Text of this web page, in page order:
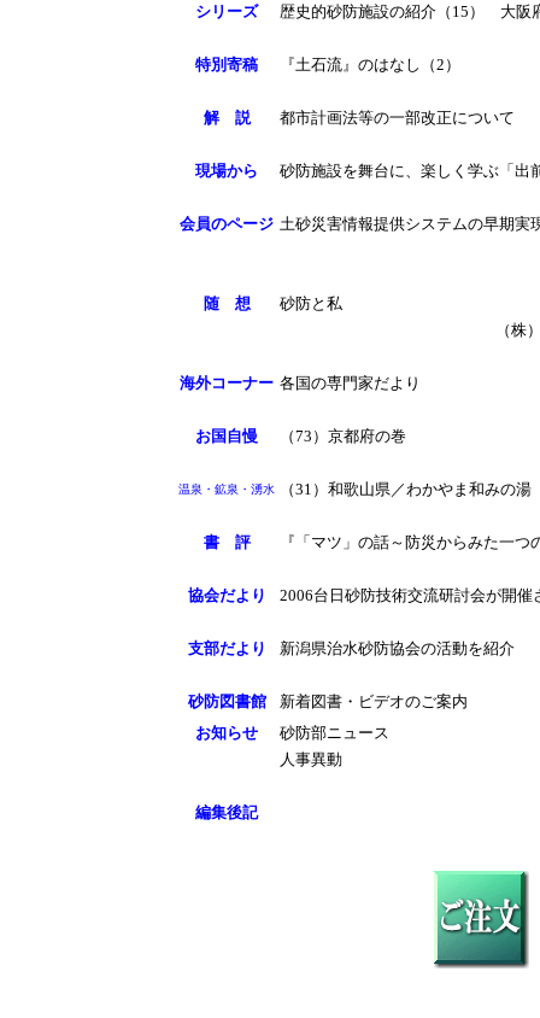
シリーズ 歴史的砂防施設の紹介（15） 大阪
特別寄稿 『土石流』のはなし（2）
解 説 都市計画法等の一部改正について
現場から 砂防施設を舞台に、楽しく学ぶ「出
会員のページ 土砂災害情報提供システムの早期実
随 想
砂防と私
（
海外コーナー 各国の専門家だより
お国自慢 （73）京都府の巻
温泉・鉱泉・湧水 （31）和歌山県／わかやま和みの湯
書 評 『「マツ」の話～防災からみた一つ
協会だより 2006台日砂防技術交流研討会が開催
支部だより 新潟県治水砂防協会の活動を紹介
砂防図書館
新着図書・ビデオのご案内
お知らせ
砂防部ニュース
人事異動
編集後記